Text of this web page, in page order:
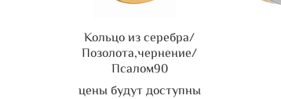
Кольцо из серебра/
Позолота,чернение/
Псалом90
цены будут доступны